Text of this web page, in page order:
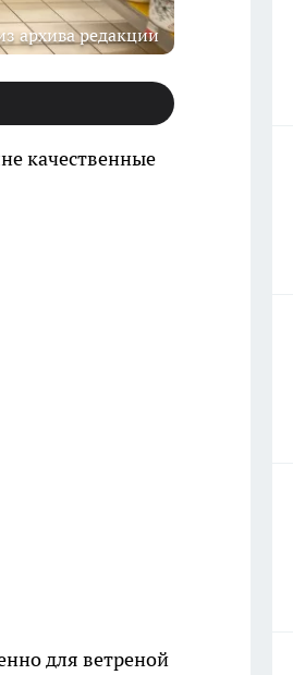
архива редакции
качественные
для ветреной